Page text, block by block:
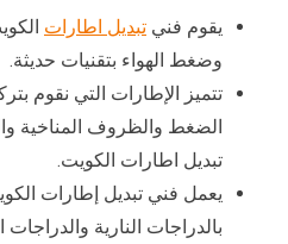
يقوم فني تبديل اطارات
وضغط الهواء بتقنيات حديثة.
تتميز الإطارات التي نقوم
الضغط والظروف المناخية
تبديل اطارات الكويت.
يعمل فني تبديل إطارات
بالدراجات النارية